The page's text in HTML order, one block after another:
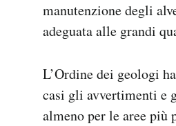
manutenzione degli
adeguata alle grandi
L’Ordine dei geologi
casi gli avvertimenti e
almeno per le aree più